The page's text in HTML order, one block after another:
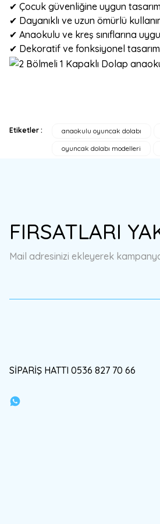
✔ Çocuk güvenliğine uygun tasarım
✔ Dayanıklı ve uzun ömürlü
✔ Anaokulu ve kreş sınıflarına
✔ Dekoratif ve fonksiyonel tasarım
Görüş ve önerileriniz için teşekkür ederiz.
Ürün fiyatı diğer sitelerden daha pahalı.
Etiketler : anaokulu oyuncak dolabı
oyuncak dolabı modelleri
FIRSATLARI
Mail adresinizi ekleyerek
SİPARİŞ HATTI 0536 827 70 66